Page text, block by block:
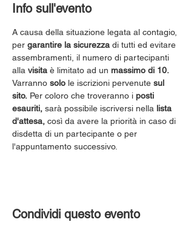
Info sull'evento
A causa della situazione legata al contagio,
per garantire la sicurezza di tutti ed evitare
assembramenti, il numero di partecipanti
alla visita è limitato ad un massimo di 10.
Varranno solo le iscrizioni pervenute sul
sito. Per coloro che troveranno i posti
esauriti, sarà possibile iscriversi nella lista
d'attesa, così da avere la priorità in caso di
disdetta di un partecipante o per
l'appuntamento successivo.
Condividi questo evento